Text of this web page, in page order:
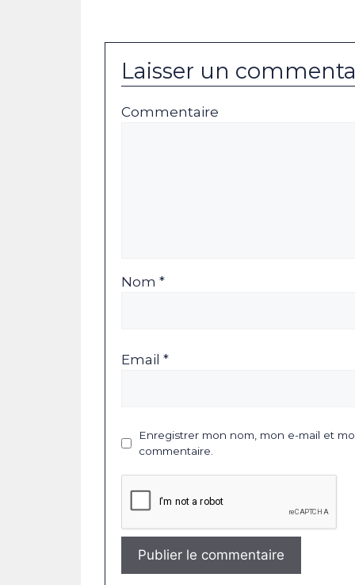
Laisser un
Commentaire
Nom *
Email *
Enregistrer mon nom, mon e-mail et
commentaire.